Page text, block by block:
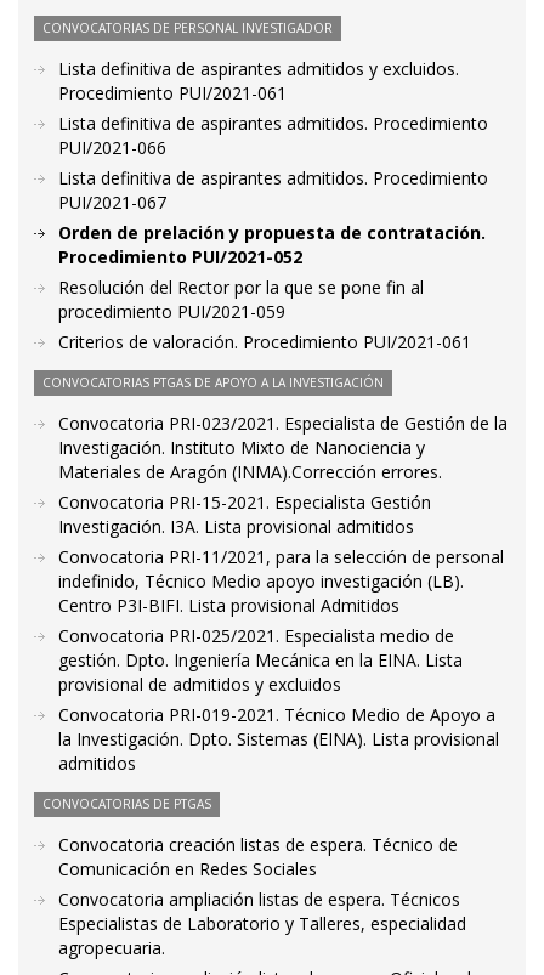
CONVOCATORIAS DE PERSONAL INVESTIGADOR
Lista definitiva de aspirantes admitidos y excluidos.
Procedimiento PUI/2021-061
Lista definitiva de aspirantes admitidos. Procedimiento
PUI/2021-066
Lista definitiva de aspirantes admitidos. Procedimiento
PUI/2021-067
Orden de prelación y propuesta de contratación.
Procedimiento PUI/2021-052
Resolución del Rector por la que se pone fin al
procedimiento PUI/2021-059
Criterios de valoración. Procedimiento PUI/2021-061
CONVOCATORIAS PTGAS DE APOYO A LA INVESTIGACIÓN
Convocatoria PRI-023/2021. Especialista de Gestión de la
Investigación. Instituto Mixto de Nanociencia y
Materiales de Aragón (INMA).Corrección errores.
Convocatoria PRI-15-2021. Especialista Gestión
Investigación. I3A. Lista provisional admitidos
Convocatoria PRI-11/2021, para la selección de personal
indefinido, Técnico Medio apoyo investigación (LB).
Centro P3I-BIFI. Lista provisional Admitidos
Convocatoria PRI-025/2021. Especialista medio de
gestión. Dpto. Ingeniería Mecánica en la EINA. Lista
provisional de admitidos y excluidos
Convocatoria PRI-019-2021. Técnico Medio de Apoyo a
la Investigación. Dpto. Sistemas (EINA). Lista provisional
admitidos
CONVOCATORIAS DE PTGAS
Convocatoria creación listas de espera. Técnico de
Comunicación en Redes Sociales
Convocatoria ampliación listas de espera. Técnicos
Especialistas de Laboratorio y Talleres, especialidad
agropecuaria.